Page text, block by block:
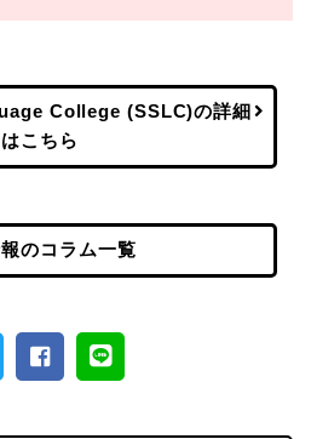
College (SSLC)の詳細
はこちら
のコラム一覧